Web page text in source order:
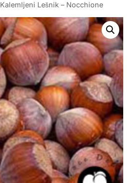
Kalemljeni Lešnik – Nocchione